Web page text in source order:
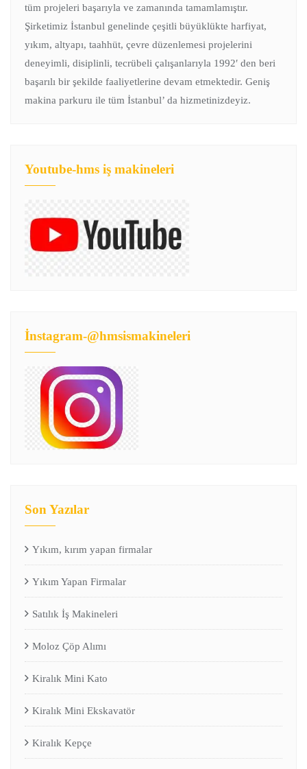
tüm projeleri başarıyla ve zamanında tamamlamıştır.
Şirketimiz İstanbul genelinde çeşitli büyüklükte harfiyat,
yıkım, altyapı, taahhüt, çevre düzenlemesi projelerini
deneyimli, disiplinli, tecrübeli çalışanlarıyla 1992′ den beri
başarılı bir şekilde faaliyetlerine devam etmektedir. Geniş
makina parkuru ile tüm İstanbul’ da hizmetinizdeyiz.
Youtube-hms iş makineleri
İnstagram-@hmsismakineleri
Son Yazılar
Yıkım, kırım yapan firmalar
Yıkım Yapan Firmalar
Satılık İş Makineleri
Moloz Çöp Alımı
Kiralık Mini Kato
Kiralık Mini Ekskavatör
Kiralık Kepçe